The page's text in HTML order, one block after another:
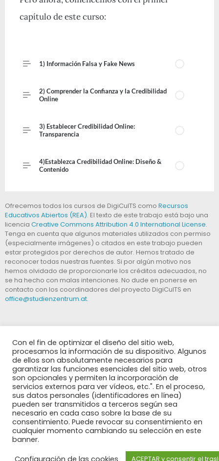
Ofrecemos todos los cursos de DigiCulTS como Recursos
Educativos Abiertos (REA). El texto de este trabajo está bajo una
licencia Creative Commons Attribution 4.0 International License.
Tenga en cuenta que algunos materiales utilizados con permiso
(especialmente imágenes) o citados en este trabajo pueden
estar protegidos por derechos de autor. Hemos tratado de
reconocer todas nuestras fuentes. Si por algún motivo nos
hemos olvidado de proporcionarle los créditos adecuados, no
se ha hecho con malas intenciones. No dude en ponerse en
contacto con los coordinadores del proyecto DigiCulTS en
office@studienzentrum.at.
El apoyo de la
Comisión Europea
para la producción
de esta publicación no constituye una aprobación del
contenido, el cual refleja únicamente las opiniones de los
autores, y la Comisión no se hace responsable del uso que
pueda hacerse de la información contenida en la misma.
Con el fin de optimizar el diseño del sitio web,
procesamos la información de su dispositivo. Algunos
de ellos son absolutamente necesarios para
garantizar las funciones esenciales del sitio web, otros
son opcionales y permiten la incorporación de
servicios externos para ver vídeos, etc.". En el proceso,
sus datos personales (identificadores en línea)
pueden ser transmitidos a terceros según sea
necesario en cada caso sobre la base de su
consentimiento. Puede revocar su consentimiento en
cualquier momento cambiando su selección en este
banner.
Configuración de las cookies
ACEPTAR y consentir el